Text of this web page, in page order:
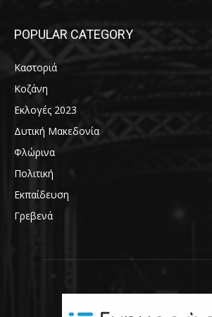
POPULAR CATEGORY
Καστοριά
Κοζάνη
Εκλογές 2023
Δυτική Μακεδονία
Φλώρινα
Πολιτική
Εκπαίδευση
Γρεβενά